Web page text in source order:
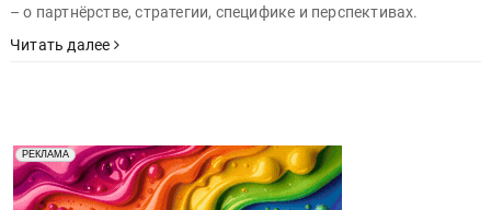
– о партнёрстве, стратегии, специфике и перспективах.
Читать далее
РЕКЛАМА
Реклама. Рекламодатель ООО "Передовые Системы
Печати" erid: 2SDnjd2d4Qz